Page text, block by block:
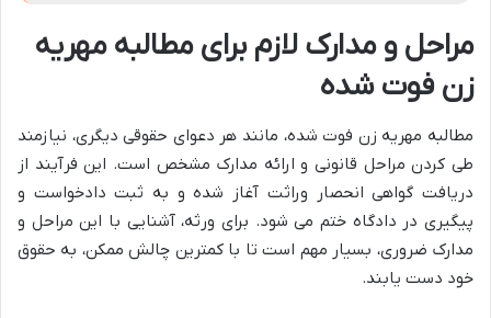
مراحل و مدارک لازم برای مطالبه مهریه
زن فوت شده
مطالبه مهریه زن فوت شده، مانند هر دعوای حقوقی دیگری، نیازمند
طی کردن مراحل قانونی و ارائه مدارک مشخص است. این فرآیند از
دریافت گواهی انحصار وراثت آغاز شده و به ثبت دادخواست و
پیگیری در دادگاه ختم می شود. برای ورثه، آشنایی با این مراحل و
مدارک ضروری، بسیار مهم است تا با کمترین چالش ممکن، به حقوق
خود دست یابند.